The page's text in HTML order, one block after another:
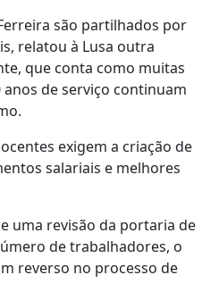
são partilhados por
relatou à Lusa outra
que conta como muitas
de serviço continuam
exigem a criação de
salariais e melhores
uma revisão da portaria de
de trabalhadores, o
reverso no processo de